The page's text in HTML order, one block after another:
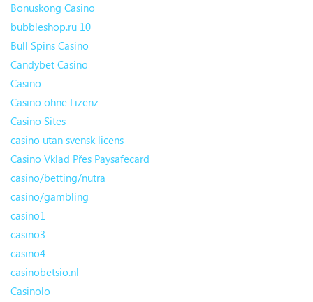
Bonuskong Casino
bubbleshop.ru 10
Bull Spins Casino
Candybet Casino
Casino
Casino ohne Lizenz
Casino Sites
casino utan svensk licens
Casino Vklad Přes Paysafecard
casino/betting/nutra
casino/gambling
casino1
casino3
casino4
casinobetsio.nl
Casinolo